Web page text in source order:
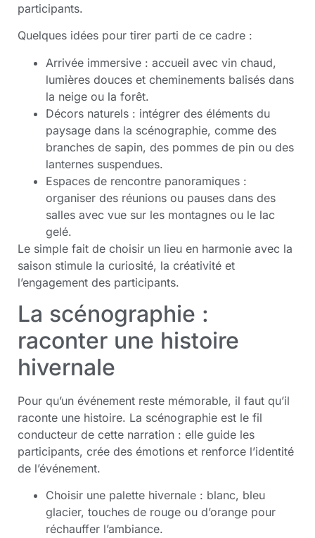
participants.
Quelques idées pour tirer parti de ce cadre :
Arrivée immersive : accueil avec vin chaud,
lumières douces et cheminements balisés dans
la neige ou la forêt.
Décors naturels : intégrer des éléments du
paysage dans la scénographie, comme des
branches de sapin, des pommes de pin ou des
lanternes suspendues.
Espaces de rencontre panoramiques :
organiser des réunions ou pauses dans des
salles avec vue sur les montagnes ou le lac
gelé.
Le simple fait de choisir un lieu en harmonie avec la
saison stimule la curiosité, la créativité et
l’engagement des participants.
La scénographie :
raconter une histoire
hivernale
Pour qu’un événement reste mémorable, il faut qu’il
raconte une histoire. La scénographie est le fil
conducteur de cette narration : elle guide les
participants, crée des émotions et renforce l’identité
de l’événement.
Choisir une palette hivernale : blanc, bleu
glacier, touches de rouge ou d’orange pour
réchauffer l’ambiance.